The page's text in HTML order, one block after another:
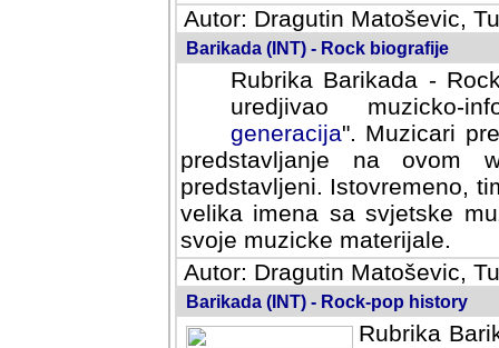
Autor: Dragutin Matoševic,
Barikada (INT) - Rock biografije
Rubrika Barikada -
uredjivao muzicko-
Muzicari predstavljeni u
na ovom web portalu
Istovremeno, tim nacinom
sa svjetske muzicke scene
materijale.
Autor: Dragutin Matoševic,
Barikada (INT) - Rock-pop history
Rubrika